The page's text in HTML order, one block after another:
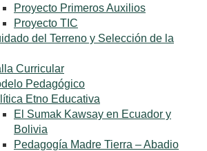
Proyecto Primeros Auxilios
Proyecto TIC
del Terreno y Selección de la
Curricular
Pedagógico
Etno Educativa
El Sumak Kawsay en Ecuador y
Bolivia
Pedagogía Madre Tierra – Abadio